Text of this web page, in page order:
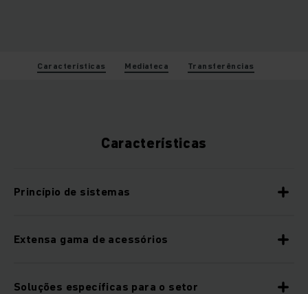
Características Mediateca Transferências
Características
Princípio de sistemas
Extensa gama de acessórios
Soluções específicas para o setor